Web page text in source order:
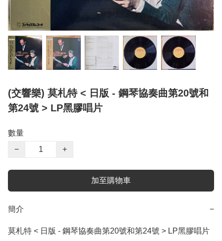
(交響樂) 莫札特 < 日版 - 鋼琴協奏曲第20號和
第24號 > LP黑膠唱片
數量
−
+
加至購物車
簡介 −
莫札特 < 日版 - 鋼琴協奏曲第20號和第24號 > LP黑膠唱片